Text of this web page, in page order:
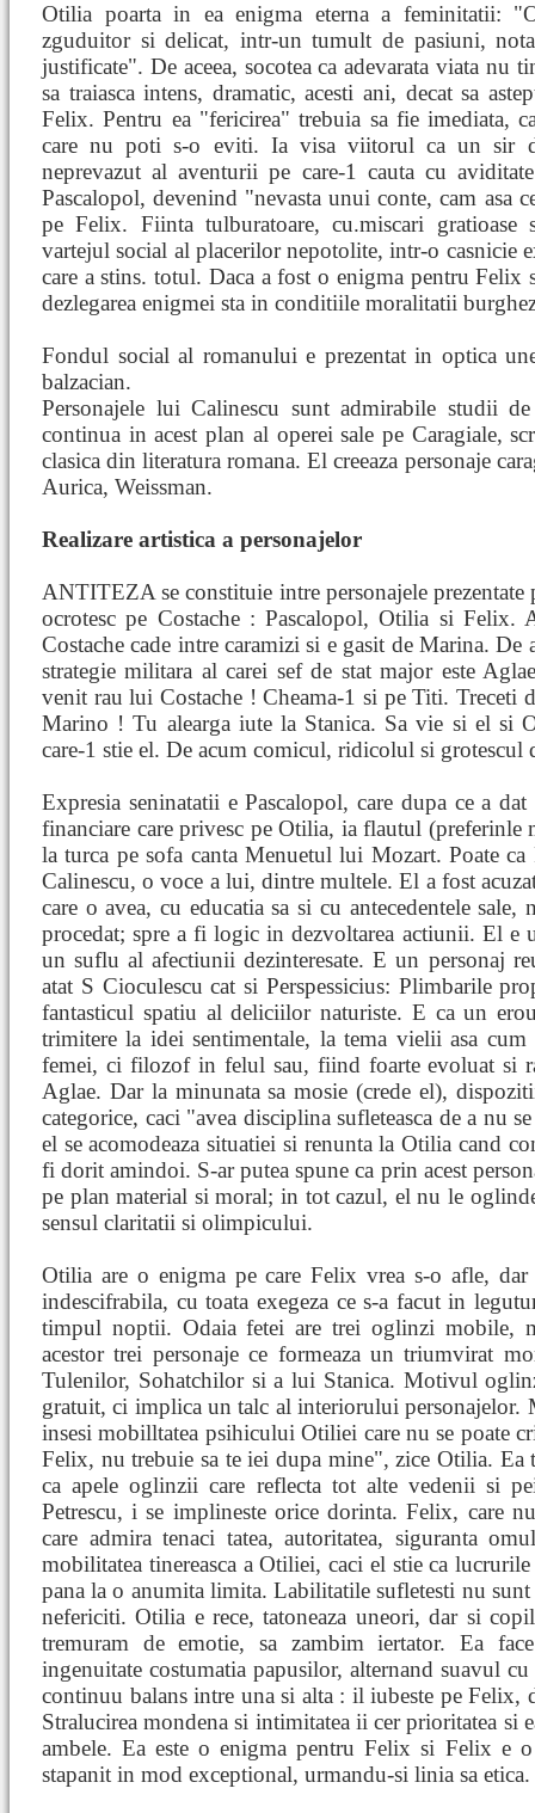
Otilia poarta in ea enigma eterna a feminitatii:
zguduitor si delicat, intr-un tumult de pasiuni,
justificate". De aceea, socotea ca adevarata viata nu
sa traiasca intens, dramatic, acesti ani, decat sa
Felix. Pentru ea "fericirea" trebuia sa fie imediata,
care nu poti s-o eviti. Ia visa viitorul ca un sir
neprevazut al aventurii pe care-1 cauta cu
Pascalopol, devenind "nevasta unui conte, cam asa
pe Felix. Fiinta tulburatoare, cu.miscari
vartejul social al placerilor nepotolite, intr-o casnicie
care a stins. totul. Daca a fost o enigma pentru Felix
dezlegarea enigmei sta in conditiile moralitatii
Fondul social al romanului e prezentat in optica
balzacian.
Personajele lui Calinescu sunt admirabile studii
continua in acest plan al operei sale pe Caragiale,
clasica din literatura romana. El creeaza personaje
Aurica, Weissman.
Realizare artistica a personajelor
ANTITEZA se constituie intre personajele prezentate
ocrotesc pe Costache : Pascalopol, Otilia si Felix.
Costache cade intre caramizi si e gasit de Marina.
strategie militara al carei sef de stat major este
venit rau lui Costache ! Cheama-1 si pe Titi. Treceti
Marino ! Tu alearga iute la Stanica. Sa vie si el si
care-1 stie el. De acum comicul, ridicolul si grotescul
Expresia seninatatii e Pascalopol, care dupa ce a
financiare care privesc pe Otilia, ia flautul (preferinle
la turca pe sofa canta Menuetul lui Mozart. Poate
Calinescu, o voce a lui, dintre multele. El a fost
care o avea, cu educatia sa si cu antecedentele
procedat; spre a fi logic in dezvoltarea actiunii. El e
un suflu al afectiunii dezinteresate. E un personaj
atat S Cioculescu cat si Perspessicius: Plimbarile
fantasticul spatiu al deliciilor naturiste. E ca un
trimitere la idei sentimentale, la tema vielii asa
femei, ci filozof in felul sau, fiind foarte evoluat si
Aglae. Dar la minunata sa mosie (crede el),
categorice, caci "avea disciplina sufleteasca de a nu
el se acomodeaza situatiei si renunta la Otilia cand
fi dorit amindoi. S-ar putea spune ca prin acest
pe plan material si moral; in tot cazul, el nu le
sensul claritatii si olimpicului.
Otilia are o enigma pe care Felix vrea s-o afle,
indescifrabila, cu toata exegeza ce s-a facut in
timpul noptii. Odaia fetei are trei oglinzi mobile,
acestor trei personaje ce formeaza un triumvirat
Tulenilor, Sohatchilor si a lui Stanica. Motivul
gratuit, ci implica un talc al interiorului personajelor.
insesi mobilltatea psihicului Otiliei care nu se poate
Felix, nu trebuie sa te iei dupa mine", zice Otilia. Ea
ca apele oglinzii care reflecta tot alte vedenii si
Petrescu, i se implineste orice dorinta. Felix, care
care admira tenaci tatea, autoritatea, siguranta
mobilitatea tinereasca a Otiliei, caci el stie ca
pana la o anumita limita. Labilitatile sufletesti nu
nefericiti. Otilia e rece, tatoneaza uneori, dar si
tremuram de emotie, sa zambim iertator. Ea
ingenuitate costumatia papusilor, alternand suavul
continuu balans intre una si alta : il iubeste pe Felix,
Stralucirea mondena si intimitatea ii cer prioritatea si
ambele. Ea este o enigma pentru Felix si Felix e
stapanit in mod exceptional, urmandu-si linia sa etica.